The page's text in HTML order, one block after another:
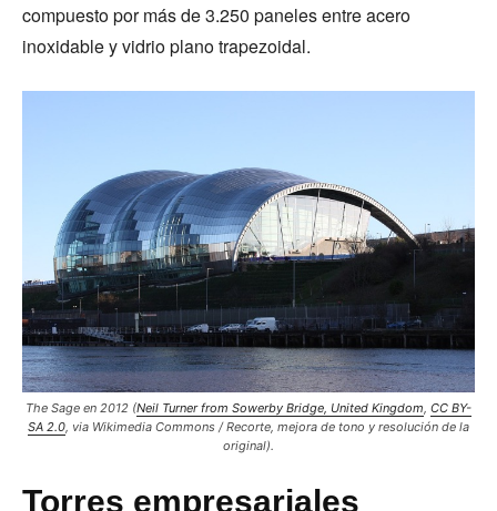
compuesto por más de 3.250 paneles entre acero
inoxidable y vidrio plano trapezoidal.
The Sage en 2012 (Neil Turner from Sowerby Bridge, United Kingdom CC BY-
SA 2.0 , via Wikimedia Commons / Recorte, mejora de tono y resolución de la
original).
Torres empresariales